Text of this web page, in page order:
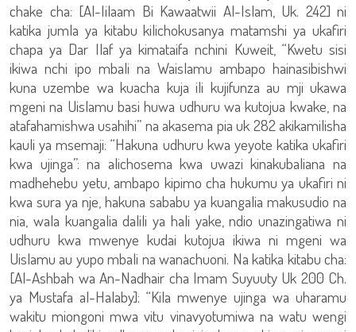
chake cha: [Al-Iilaam Bi Kawaatwii Al-Islam, Uk. 242] ni
katika jumla ya kitabu kilichokusanya matamshi ya ukafiri
chapa ya Dar Ilaf ya kimataifa nchini Kuweit, “Kwetu sisi
ikiwa nchi ipo mbali na Waislamu ambapo hainasibishwi
kuna uzembe wa kuacha kuja ili kujifunza au mji ukawa
mgeni na Uislamu basi huwa udhuru wa kutojua kwake, na
atafahamishwa usahihi” na akasema pia uk 282 akikamilisha
kauli ya msemaji: “Hakuna udhuru kwa yeyote katika ukafiri
kwa ujinga”: na alichosema kwa uwazi kinakubaliana na
madhehebu yetu, ambapo kipimo cha hukumu ya ukafiri ni
kwa sura ya nje, hakuna sababu ya kuangalia makusudio na
nia, wala kuangalia dalili ya hali yake, ndio unazingatiwa ni
udhuru kwa mwenye kudai kutojua ikiwa ni mgeni wa
Uislamu au yupo mbali na wanachuoni. Na katika kitabu cha:
[Al-Ashbah wa An-Nadhair cha Imam Suyuuty Uk 200 Ch.
ya Mustafa al-Halaby]: “Kila mwenye ujinga wa uharamu
wakitu miongoni mwa vitu vinavyotumiwa na watu wengi